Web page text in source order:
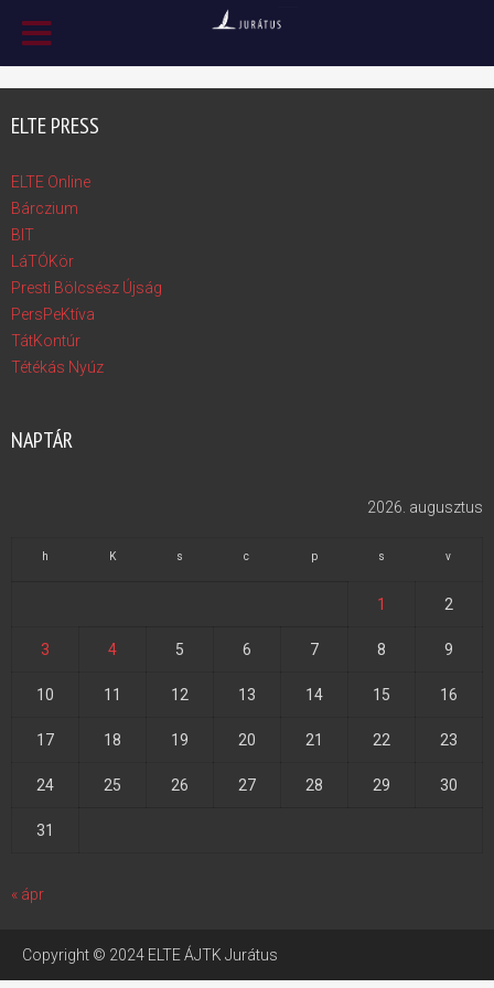
ELTE PRESS
ELTE Online
Bárczium
BIT
LáTÓKör
Presti Bölcsész Újság
PersPeKtíva
TátKontúr
Tétékás Nyúz
NAPTÁR
2026. augusztus
h K s c p s v
1 2
3 4 5 6 7 8 9
10 11 12 13 14 15 16
17 18 19 20 21 22 23
24 25 26 27 28 29 30
31
« ápr
Copyright © 2024 ELTE ÁJTK Jurátus